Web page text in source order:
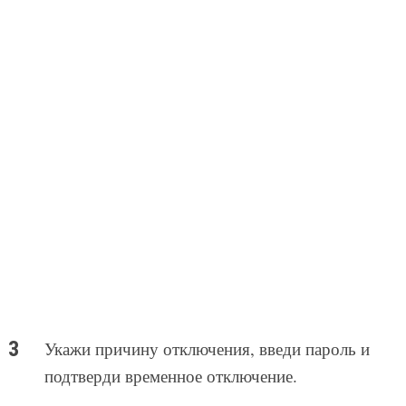
Укажи причину отключения, введи пароль и
подтверди временное отключение.